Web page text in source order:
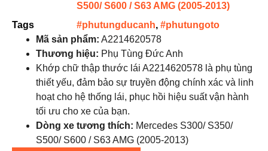
S500/ S600 / S63 AMG (2005-2013)
Tags
#phutungducanh, #phutungoto
Mã sản phẩm: A2214620578
Thương hiệu: Phụ Tùng Đức Anh
Khớp chữ thập thước lái A2214620578 là phụ tùng
thiết yếu, đảm bảo sự truyền động chính xác và linh
hoạt cho hệ thống lái, phục hồi hiệu suất vận hành
tối ưu cho xe của bạn.
Dòng xe tương thích: Mercedes S300/ S350/
S500/ S600 / S63 AMG (2005-2013)